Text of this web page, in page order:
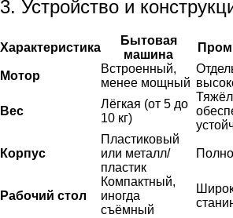
3. Устройство и
Характеристика
Бытовая
машина
Мотор
Встроенный,
менее мощный
Вес
Лёгкая (от 5 до
10 кг)
Корпус
Пластиковый
или металл/
пластик
Рабочий стол
Компактный,
иногда
съёмный